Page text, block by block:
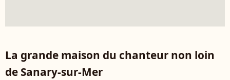
La grande maison du chanteur non loin
de Sanary-sur-Mer